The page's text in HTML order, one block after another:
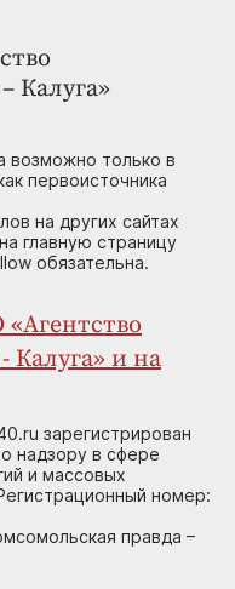
Калуга»
возможно только в
первоисточника
на других сайтах
главную страницу
обязательна.
Калуга» и на
зарегистрирован
надзору в сфере
и массовых
номер:
правда –